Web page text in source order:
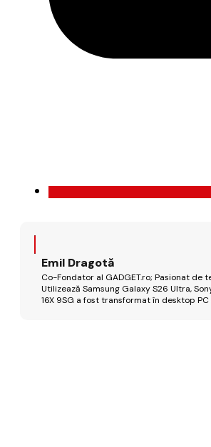
Emil Dragotă
Co-Fondator al GADGET.ro; Pasionat
Utilizează Samsung Galaxy S26 Ultra,
16X 9SG a fost transformat în desktop